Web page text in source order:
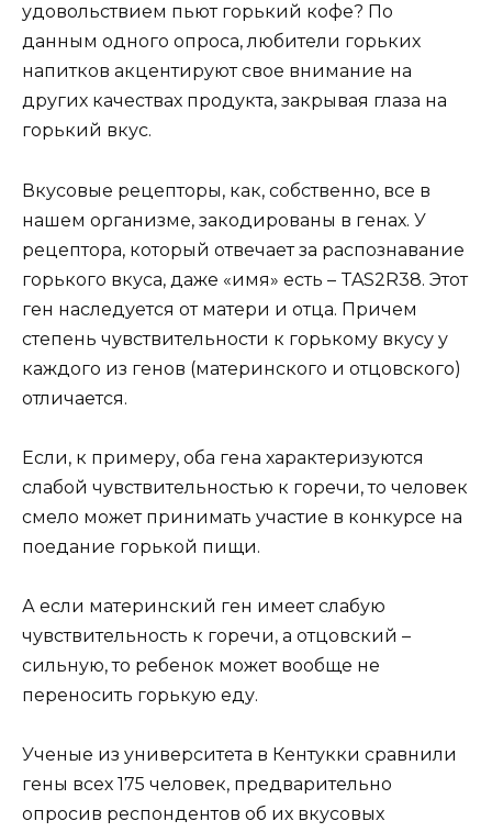
удовольствием пьют горький кофе? По
данным одного опроса, любители горьких
напитков акцентируют свое внимание на
других качествах продукта, закрывая глаза на
горький вкус.
Вкусовые рецепторы, как, собственно, все в
нашем организме, закодированы в генах. У
рецептора, который отвечает за распознавание
горького вкуса, даже «имя» есть – TAS2R38. Этот
ген наследуется от матери и отца. Причем
степень чувствительности к горькому вкусу у
каждого из генов (материнского и отцовского)
отличается.
Если, к примеру, оба гена характеризуются
слабой чувствительностью к горечи, то человек
смело может принимать участие в конкурсе на
поедание горькой пищи.
А если материнский ген имеет слабую
чувствительность к горечи, а отцовский –
сильную, то ребенок может вообще не
переносить горькую еду.
Ученые из университета в Кентукки сравнили
гены всех 175 человек, предварительно
опросив респондентов об их вкусовых